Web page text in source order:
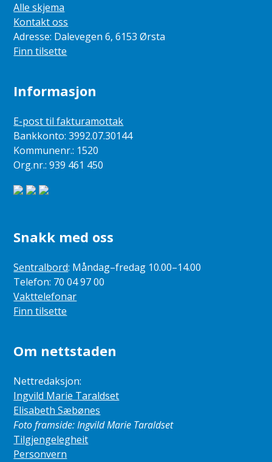
Alle skjema
Kontakt oss
Adresse: Dalevegen 6, 6153 Ørsta
Finn tilsette
Informasjon
E-post til fakturamottak
Bankkonto: 3992.07.30144
Kommunenr.: 1520
Org.nr.: 939 461 450
Snakk med oss
Sentralbord: Måndag–fredag 10.00–14.00
Telefon: 70 04 97 00
Vakttelefonar
Finn tilsette
Om nettstaden
Nettredaksjon:
Ingvild Marie Taraldset
Elisabeth Sæbønes
Foto framside: Ingvild Marie Taraldset
Tilgjengelegheit
Personvern